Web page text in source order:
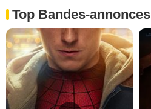
Top Bandes-annonces